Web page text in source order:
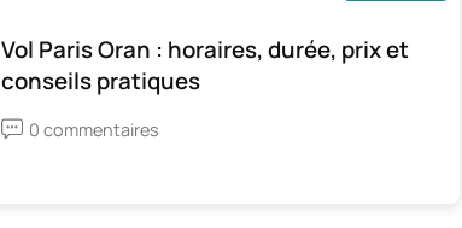
Vol Paris Oran : horaires, durée, prix et
conseils pratiques
0 commentaires